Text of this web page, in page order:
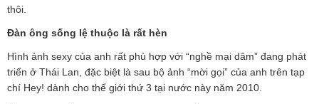
thôi.
Đàn ông sống lệ thuộc là rất hèn
Hình ảnh sexy của anh rất phù hợp với “nghề mại dâm” đang phát
triển ở Thái Lan, đặc biệt là sau bộ ảnh “mời gọi” của anh trên tạp
chí Hey! dành cho thế giới thứ 3 tại nước này năm 2010.